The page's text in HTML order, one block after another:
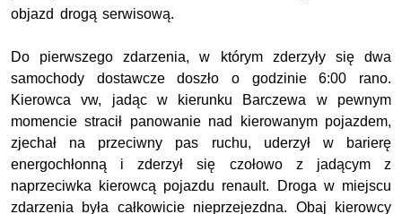
objazd drogą serwisową.
Do pierwszego zdarzenia, w którym zderzyły się dwa
samochody dostawcze doszło o godzinie 6:00 rano.
Kierowca vw, jadąc w kierunku Barczewa w pewnym
momencie stracił panowanie nad kierowanym pojazdem,
zjechał na przeciwny pas ruchu, uderzył w barierę
energochłonną i zderzył się czołowo z jadącym z
naprzeciwka kierowcą pojazdu renault. Droga w miejscu
zdarzenia była całkowicie nieprzejezdna. Obaj kierowcy